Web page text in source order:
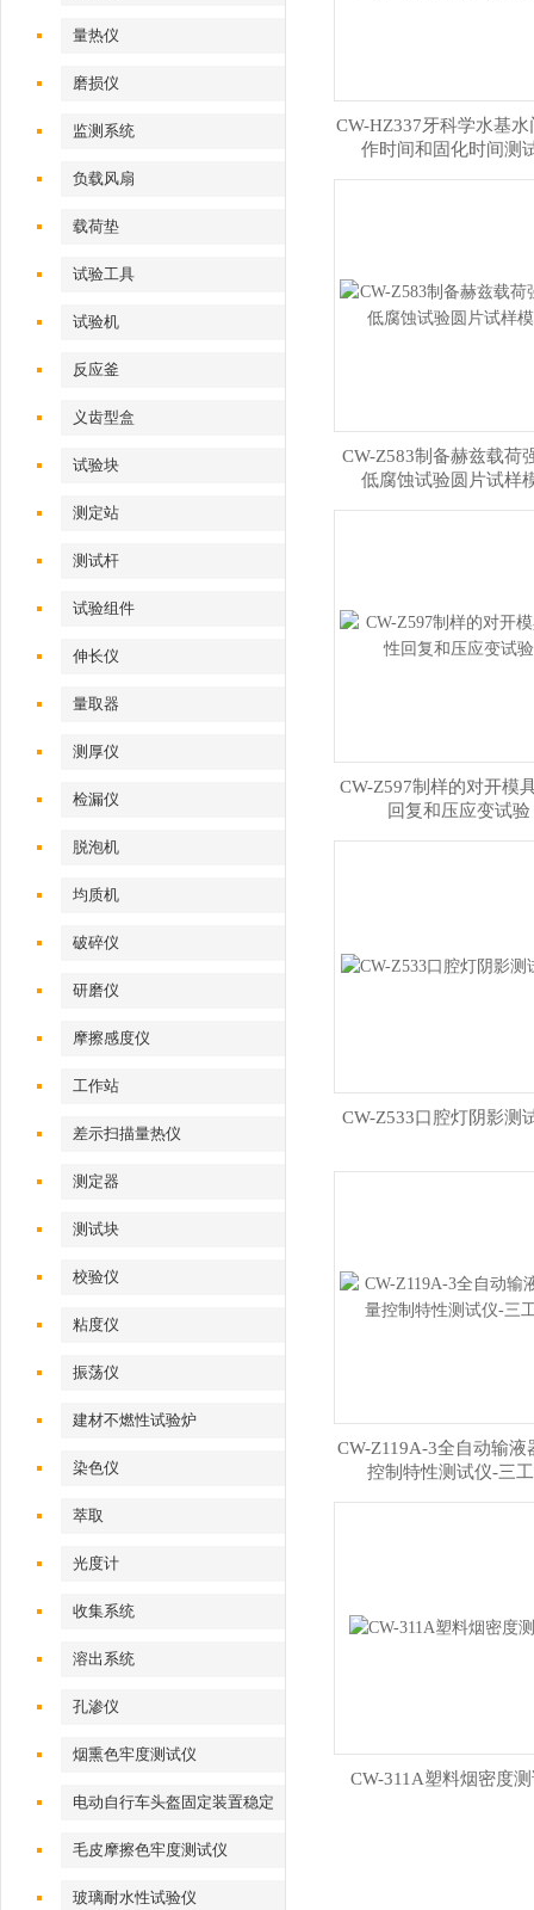
量热仪
磨损仪
监测系统
负载风扇
载荷垫
试验工具
试验机‌
反应釜
义齿型盒
试验块
测定站‌
测试杆
试验组件
伸长仪
量取器
测厚仪
检漏仪
脱泡机
均质机
破碎仪
研磨仪
摩擦感度仪
工作站
差示扫描量热仪
测定器
测试块
校验仪
粘度仪
振荡仪
建材不燃性试验炉
染色仪
萃取
光度计
收集系统
溶出系统
孔渗仪
烟熏色牢度测试仪
电动自行车头盔固定装置稳定
性测试仪
毛皮摩擦色牢度测试仪
玻璃耐水性试验仪
CW-HZ337牙科学水基水
作时间和固化时间测
CW-Z583制备赫兹载荷
低腐蚀试验圆片试样
CW-Z597制样的对开模
回复和压应变试验
CW-Z533口腔灯阴影测
CW-Z119A-3全自动输液
控制特性测试仪-三
CW-311A塑料烟密度